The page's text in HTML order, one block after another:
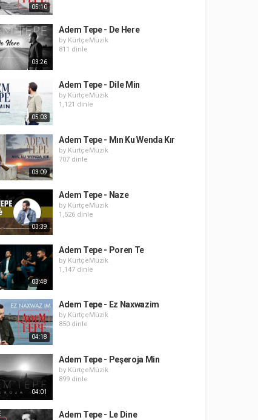
05:10
03:26
Adem Tepe - De Here
by KürtçeMüzik
811 dinle
05:03
Adem Tepe - Dile Min
by KürtçeMüzik
1,121 dinle
03:09
Adem Tepe - Mın Ku Wenda Kır
by KürtçeMüzik
707 dinle
03:39
Adem Tepe - Naze
by KürtçeMüzik
1,526 dinle
03:48
Adem Tepe - Poren Te
by KürtçeMüzik
1,147 dinle
04:18
Adem Tepe - Ez Naxwazim
by KürtçeMüzik
850 dinle
04:01
Adem Tepe - Peşeroja Min
by KürtçeMüzik
899 dinle
Adem Tepe - Le Dine